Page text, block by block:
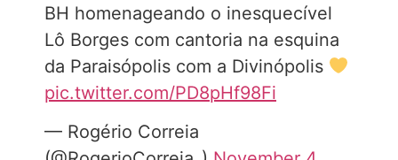
BH homenageando o inesquecível
Lô Borges com cantoria na esquina
da Paraisópolis com a Divinópolis
pic.twitter.com/PD8pHf98Fi
— Rogério Correia